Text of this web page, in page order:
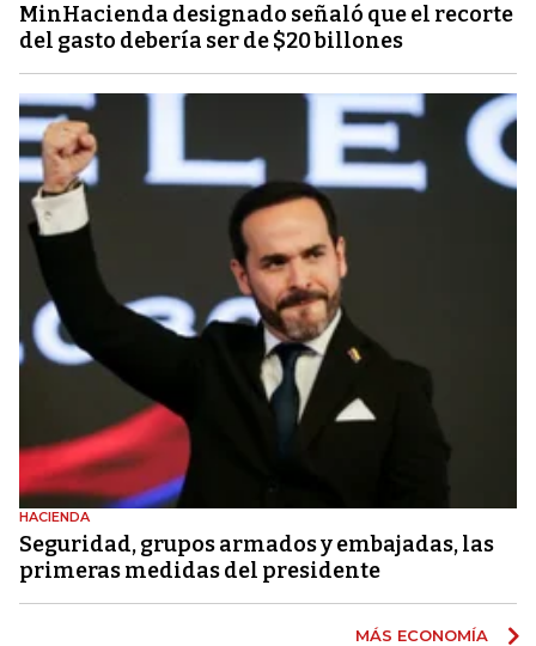
MinHacienda designado señaló que el recorte
del gasto debería ser de $20 billones
HACIENDA
Seguridad, grupos armados y embajadas, las
primeras medidas del presidente
MÁS ECONOMÍA